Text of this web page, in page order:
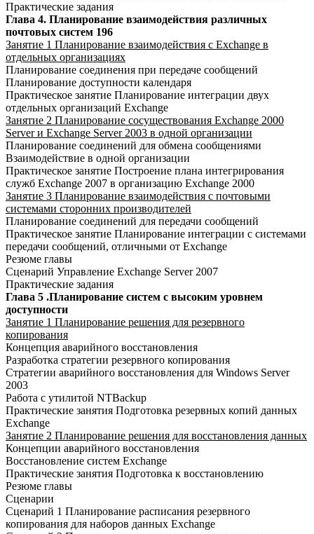
Практические задания
Глава 4. Планирование взаимодействия различных
почтовых систем 196
Занятие 1 Планирование взаимодействия с Exchange в
отдельных организациях
Планирование соединения при передаче сообщений
Планирование доступности календаря
Практическое занятие Планирование интеграции двух
отдельных организаций Exchange
Занятие 2 Планирование сосуществования Exchange 2000
Server и Exchange Server 2003 в одной организации
Планирование соединений для обмена сообщениями
Взаимодействие в одной организации
Практическое занятие Построение плана интегрирования
служб Exchange 2007 в организацию Exchange 2000
Занятие 3 Планирование взаимодействия с почтовыми
системами сторонних производителей
Планирование соединений для передачи сообщений
Практическое занятие Планирование интеграции с системами
передачи сообщений, отличными от Exchange
Резюме главы
Сценарий Управление Exchange Server 2007
Практические задания
Глава 5 .Планирование систем с высоким уровнем
доступности
Занятие 1 Планирование решения для резервного
копирования
Концепция аварийного восстановления
Разработка стратегии резервного копирования
Стратегии аварийного восстановления для Windows Server
2003
Работа с утилитой NTBackup
Практические занятия Подготовка резервных копий данных
Exchange
Занятие 2 Планирование решения для восстановления данных
Концепции аварийного восстановления
Восстановление систем Exchange
Практические занятия Подготовка к восстановлению
Резюме главы
Сценарии
Сценарий 1 Планирование расписания резервного
копирования для наборов данных Exchange